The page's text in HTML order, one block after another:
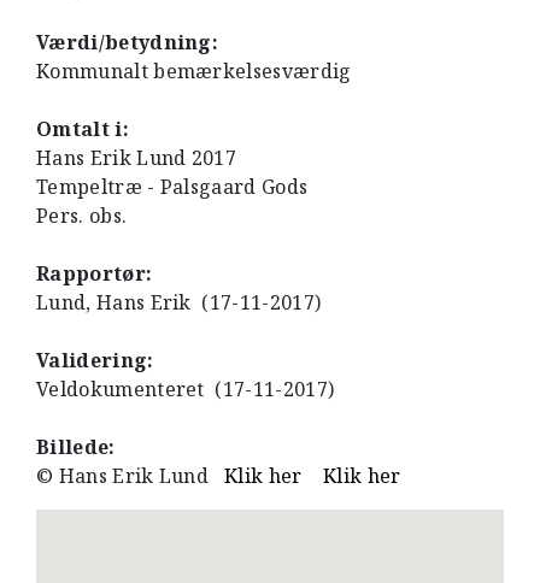
Værdi/betydning:
Kommunalt bemærkelsesværdig
Omtalt i:
Hans Erik Lund 2017
Tempeltræ - Palsgaard Gods
Pers. obs.
Rapportør:
Lund, Hans Erik (17-11-2017)
Validering:
Veldokumenteret (17-11-2017)
Billede:
© Hans Erik LundKlik her Klik her